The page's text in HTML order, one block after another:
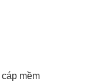
cáp mềm